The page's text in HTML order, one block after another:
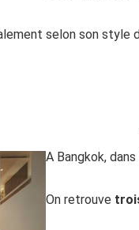
selon son style
A Bangkok,
On retrouve